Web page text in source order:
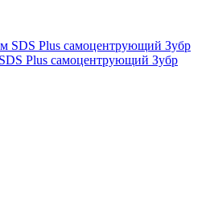
Plus самоцентрующий Зубр